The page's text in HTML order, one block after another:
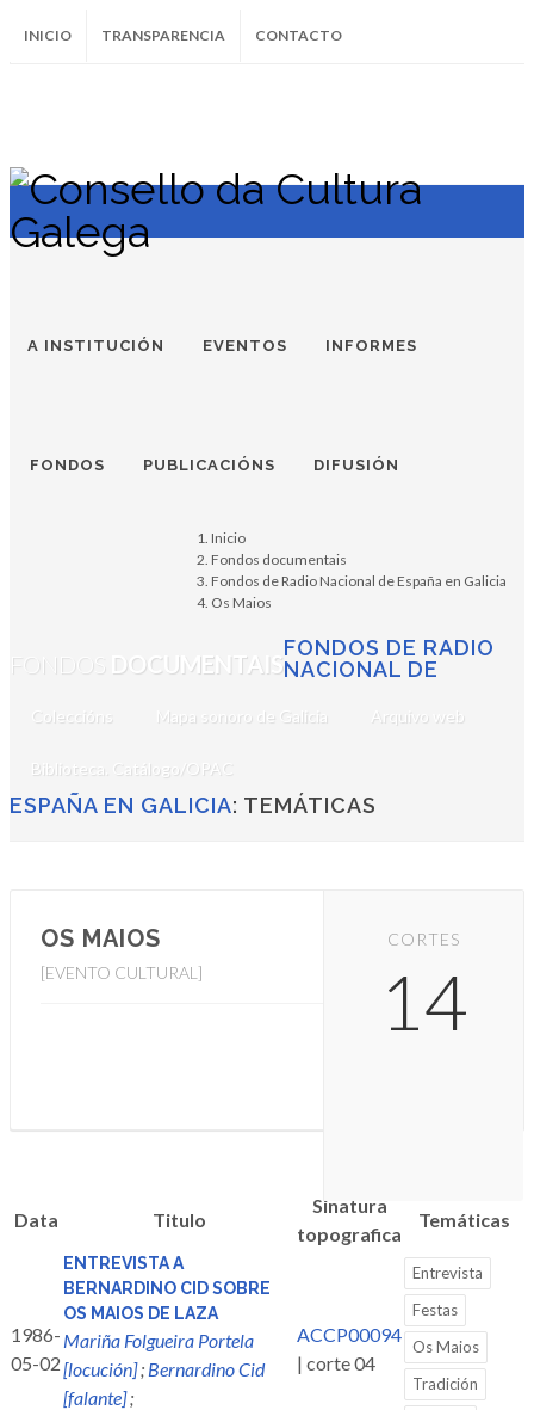
INICIO TRANSPARENCIA CONTACTO
InstagramFacebookTwitter Soundcloud
Youtube
A INSTITUCIÓN EVENTOS INFORMES
FONDOS PUBLICACIÓNS DIFUSIÓN
FONDOS DOCUMENTAIS
Coleccións Mapa sonoro de Galicia Arquivo web
Biblioteca. Catálogo/OPAC
FONDOS DE RADIO
NACIONAL DE
ESPAÑA EN GALICIA: TEMÁTICAS
Inicio
Fondos documentais
Fondos de Radio Nacional de España en Galicia
Os Maios
OS MAIOS
[EVENTO CULTURAL]
CORTES
14
Data Titulo
Sinatura
topografica
Temáticas
1986-
05-02
ENTREVISTA A
BERNARDINO CID SOBRE
OS MAIOS DE LAZA
Mariña Folgueira Portela
[locución]; Bernardino Cid
[falante];
ACCP00094
| corte 04
Entrevista
Festas
Os Maios
Tradición